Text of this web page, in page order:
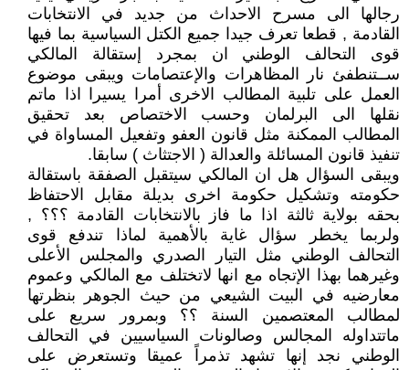
رجالها الى مسرح الاحداث من جديد في الانتخابات
القادمة , قطعا تعرف جيدا جميع الكتل السياسية بما فيها
قوى التحالف الوطني ان بمجرد إستقالة المالكي
ســتنطفئ نار المظاهرات والإعتصامات ويبقى موضوع
العمل على تلبية المطالب الاخرى أمرا يسيرا اذا ماتم
نقلها الى البرلمان وحسب الاختصاص بعد تحقيق
المطالب الممكنة مثل قانون العفو وتفعيل المساواة في
تنفيذ قانون المسائلة والعدالة ( الاجتثاث ) سابقا.
ويبقى السؤال هل ان المالكي سيتقبل الصفقة باستقالة
حكومته وتشكيل حكومة اخرى بديلة مقابل الاحتفاظ
بحقه بولاية ثالثة اذا ما فاز بالانتخابات القادمة ؟؟؟ ,
ولربما يخطر سؤال غاية بالأهمية لماذا تندفع قوى
التحالف الوطني مثل التيار الصدري والمجلس الأعلى
وغيرهما بهذا الإتجاه مع انها لاتختلف مع المالكي وعموم
معارضيه في البيت الشيعي من حيث الجوهر بنظرتها
لمطالب المعتصمين السنة ؟؟ وبمرور سريع على
ماتتداوله المجالس وصالونات السياسيين في التحالف
الوطني نجد إنها تشهد تذمراً عميقا وتستعرض على